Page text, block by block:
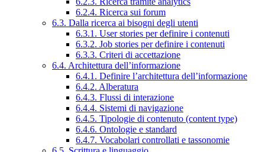
6.2.4. Ricerca sui forum
6.3. Dalla ricerca ai bisogni degli utenti
6.3.1. User stories per definire i contenuti
6.3.2. Job stories per definire i contenuti
6.3.3. Criteri di accettazione
6.4. Architettura dell’informazione
6.4.1. Definire l’architettura dell’informazione
6.4.2. Alberatura
6.4.3. Flussi di interazione
6.4.4. Sistemi di navigazione
6.4.5. Tipologie di contenuto (content type)
6.4.6. Ontologie e standard
6.4.7. Vocabolari controllati e tassonomie